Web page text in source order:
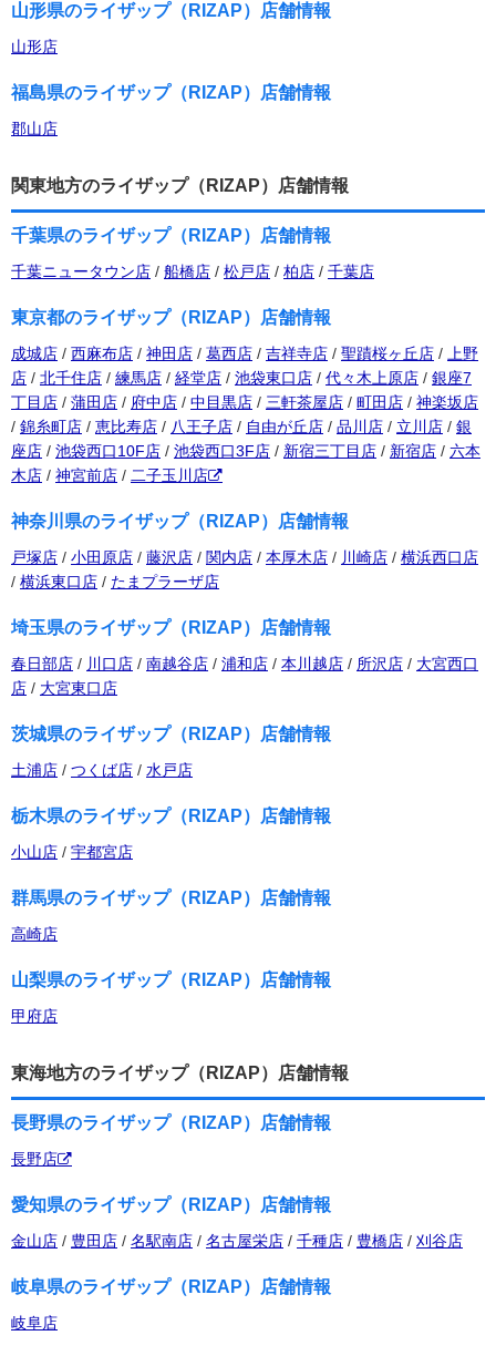
山形県のライザップ（RIZAP）店舗情報
山形店
福島県のライザップ（RIZAP）店舗情報
郡山店
関東地方のライザップ（RIZAP）店舗情報
千葉県のライザップ（RIZAP）店舗情報
千葉ニュータウン店 / 船橋店 / 松戸店 / 柏店 / 千葉店
東京都のライザップ（RIZAP）店舗情報
成城店 / 西麻布店 / 神田店 / 葛西店 / 吉祥寺店 / 聖蹟桜ヶ丘店 / 上野
店 / 北千住店 / 練馬店 / 経堂店 / 池袋東口店 / 代々木上原店 / 銀座7
丁目店 / 蒲田店 / 府中店 / 中目黒店 / 三軒茶屋店 / 町田店 / 神楽坂店
/ 錦糸町店 / 恵比寿店 / 八王子店 / 自由が丘店 / 品川店 / 立川店 / 銀
座店 / 池袋西口10F店 / 池袋西口3F店 / 新宿三丁目店 / 新宿店 / 六本
木店 / 神宮前店 / 二子玉川店
神奈川県のライザップ（RIZAP）店舗情報
戸塚店 / 小田原店 / 藤沢店 / 関内店 / 本厚木店 / 川崎店 / 横浜西口店
/ 横浜東口店 / たまプラーザ店
埼玉県のライザップ（RIZAP）店舗情報
春日部店 / 川口店 / 南越谷店 / 浦和店 / 本川越店 / 所沢店 / 大宮西口
店 / 大宮東口店
茨城県のライザップ（RIZAP）店舗情報
土浦店 / つくば店 / 水戸店
栃木県のライザップ（RIZAP）店舗情報
小山店 / 宇都宮店
群馬県のライザップ（RIZAP）店舗情報
高崎店
山梨県のライザップ（RIZAP）店舗情報
甲府店
東海地方のライザップ（RIZAP）店舗情報
長野県のライザップ（RIZAP）店舗情報
長野店
愛知県のライザップ（RIZAP）店舗情報
金山店 / 豊田店 / 名駅南店 / 名古屋栄店 / 千種店 / 豊橋店 / 刈谷店
岐阜県のライザップ（RIZAP）店舗情報
岐阜店